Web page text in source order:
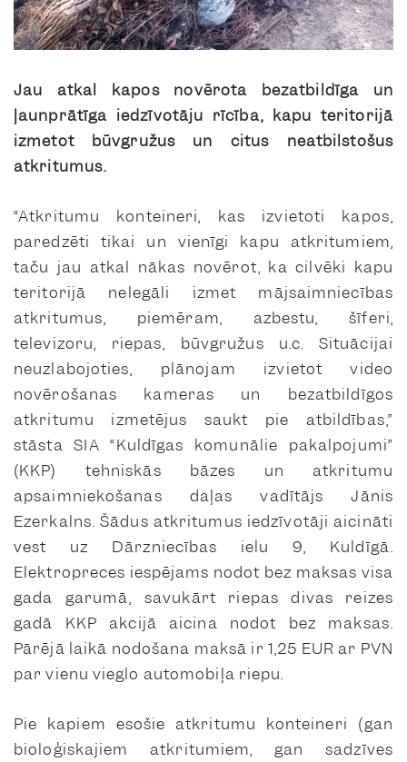
Jau atkal kapos novērota bezatbildīga un
ļaunprātīga iedzīvotāju rīcība, kapu teritorijā
izmetot būvgružus un citus neatbilstošus
atkritumus.
“Atkritumu konteineri, kas izvietoti kapos,
paredzēti tikai un vienīgi kapu atkritumiem,
taču jau atkal nākas novērot, ka cilvēki kapu
teritorijā nelegāli izmet mājsaimniecības
atkritumus, piemēram, azbestu, šīferi,
televizoru, riepas, būvgružus u.c. Situācijai
neuzlabojoties, plānojam izvietot video
novērošanas kameras un bezatbildīgos
atkritumu izmetējus saukt pie atbildības,”
stāsta SIA “Kuldīgas komunālie pakalpojumi”
(KKP) tehniskās bāzes un atkritumu
apsaimniekošanas daļas vadītājs Jānis
Ezerkalns. Šādus atkritumus iedzīvotāji aicināti
vest uz Dārzniecības ielu 9, Kuldīgā.
Elektropreces iespējams nodot bez maksas visa
gada garumā, savukārt riepas divas reizes
gadā KKP akcijā aicina nodot bez maksas.
Pārējā laikā nodošana maksā ir 1,25 EUR ar PVN
par vienu vieglo automobiļa riepu.
Pie kapiem esošie atkritumu konteineri (gan
bioloģiskajiem atkritumiem, gan sadzīves